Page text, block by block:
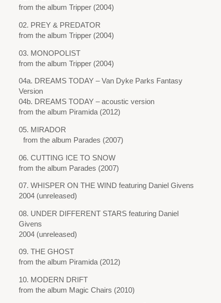
from the album Tripper (2004)
02. PREY & PREDATOR
from the album Tripper (2004)
03. MONOPOLIST
from the album Tripper (2004)
04a. DREAMS TODAY – Van Dyke Parks Fantasy
Version
04b. DREAMS TODAY – acoustic version
from the album Piramida (2012)
05. MIRADOR
from the album Parades (2007)
06. CUTTING ICE TO SNOW
from the album Parades (2007)
07. WHISPER ON THE WIND featuring Daniel Givens
2004 (unreleased)
08. UNDER DIFFERENT STARS featuring Daniel
Givens
2004 (unreleased)
09. THE GHOST
from the album Piramida (2012)
10. MODERN DRIFT
from the album Magic Chairs (2010)